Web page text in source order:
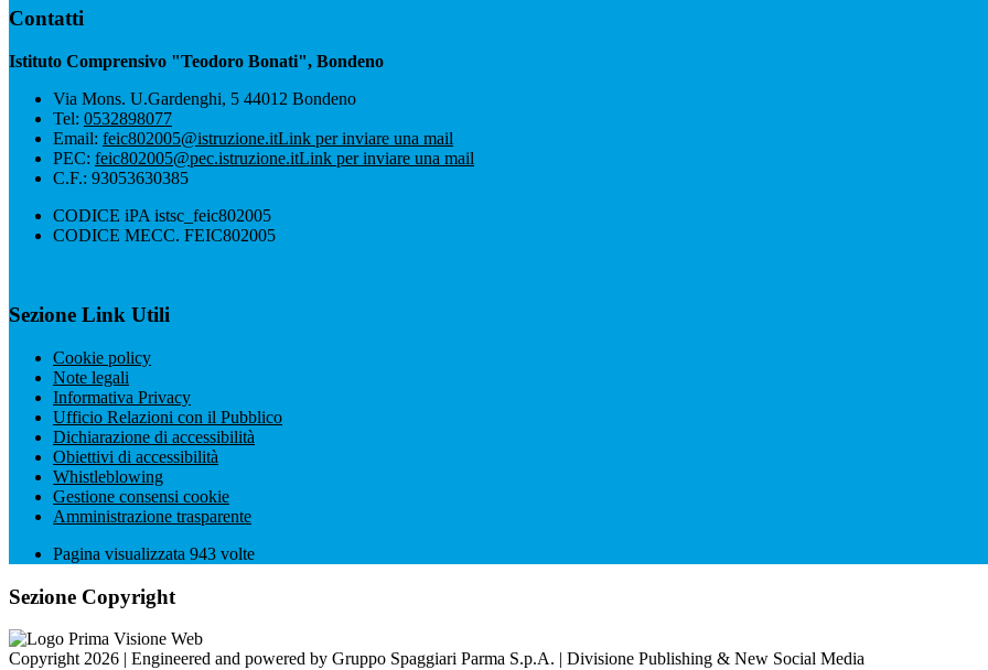
Contatti
Istituto Comprensivo "Teodoro Bonati", Bondeno
Via Mons. U.Gardenghi, 5 44012 Bondeno
Tel: 0532898077
Email: feic802005@istruzione.itLink per inviare una mail
PEC: feic802005@pec.istruzione.itLink per inviare una mail
C.F.: 93053630385
CODICE iPA istsc_feic802005
CODICE MECC. FEIC802005
Sezione Link Utili
Cookie policy
Note legali
Informativa Privacy
Ufficio Relazioni con il Pubblico
Dichiarazione di accessibilità
Obiettivi di accessibilità
Whistleblowing
Gestione consensi cookie
Amministrazione trasparente
Pagina visualizzata 943 volte
Sezione Copyright
Copyright 2026 | Engineered and powered by Gruppo Spaggiari Parma S.p.A. | Divisione Publishing & New Social Media